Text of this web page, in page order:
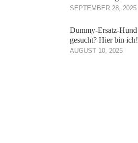
SEPTEMBER 28, 2025
Dummy-Ersatz-Hund
gesucht? Hier bin ich!
AUGUST 10, 2025